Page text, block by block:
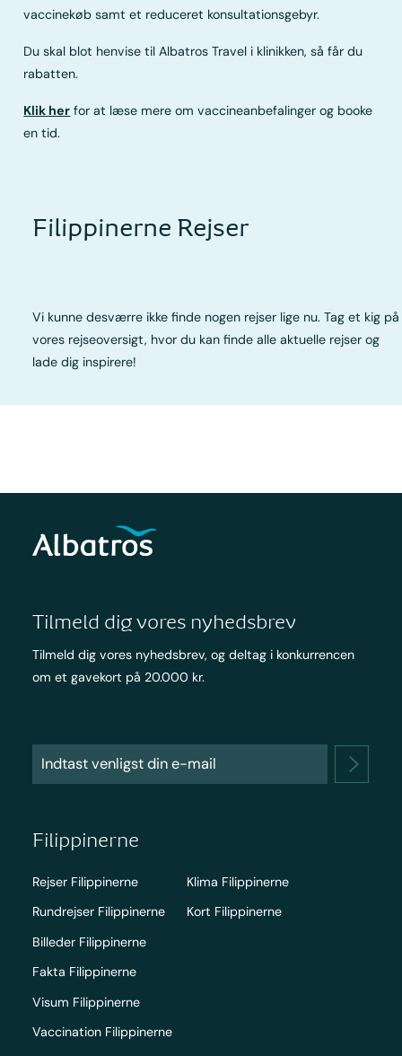
vaccinekøb samt et reduceret konsultationsgebyr.
Du skal blot henvise til Albatros Travel i klinikken, så får du
rabatten.
Klik her for at læse mere om vaccineanbefalinger og booke
en tid.
Filippinerne Rejser
Vi kunne desværre ikke finde nogen rejser lige nu. Tag et kig på
vores rejseoversigt, hvor du kan finde alle aktuelle rejser og
lade dig inspirere!
Tilmeld dig vores nyhedsbrev
Tilmeld dig vores nyhedsbrev, og deltag i konkurrencen
om et gavekort på 20.000 kr.
Filippinerne
Rejser Filippinerne
Rundrejser Filippinerne
Billeder Filippinerne
Fakta Filippinerne
Visum Filippinerne
Vaccination Filippinerne
Klima Filippinerne
Kort Filippinerne